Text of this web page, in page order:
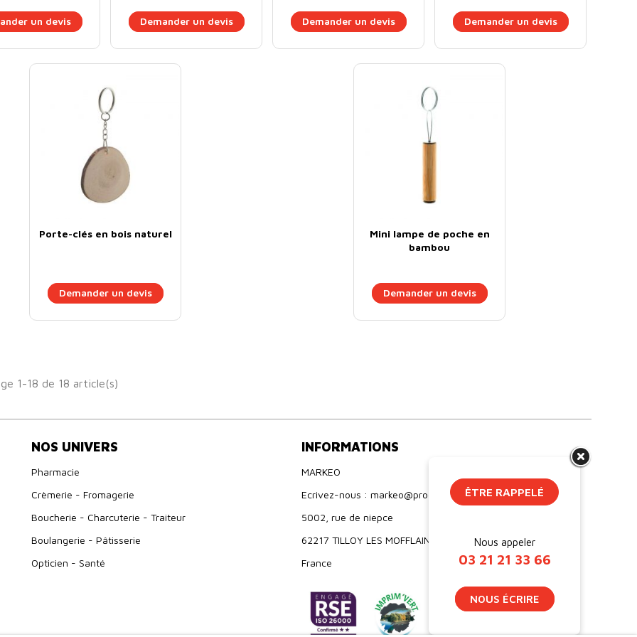
un devis Demander un devis Demander un devis Demander un devis
Porte-clés en bois naturel
Demander un devis
Mini lampe de poche en
bambou
Demander un devis
1-18 de 18 article(s)
NOS UNIVERS
Pharmacie
Crèmerie - Fromagerie
Boucherie - Charcuterie - Traiteur
Boulangerie - Pâtisserie
Opticien - Santé
INFORMATIONS
MARKEO
Ecrivez-nous : markeo@proebo.fr
5002, rue de niepce
62217 TILLOY LES MOFFLAINES
France
ÊTRE RAPPELÉ
Nous appeler
03 21 21 33 66
NOUS ÉCRIRE